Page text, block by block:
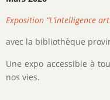
Exposition “L’intelligence
avec la bibliothèque
Une expo accessible à
nos vies.